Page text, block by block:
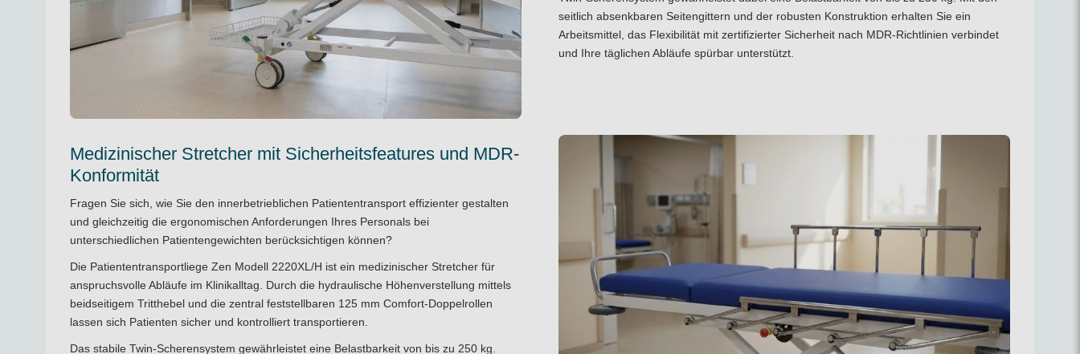
seitlich absenkbaren Seitengittern und der robusten Konstruktion erhalten Sie ein
Arbeitsmittel, das Flexibilität mit zertifizierter Sicherheit nach MDR-Richtlinien verbindet
und Ihre täglichen Abläufe spürbar unterstützt.
Medizinischer Stretcher mit Sicherheitsfeatures und MDR-
Konformität
Fragen Sie sich, wie Sie den innerbetrieblichen Patiententransport effizienter gestalten
und gleichzeitig die ergonomischen Anforderungen Ihres Personals bei
unterschiedlichen Patientengewichten berücksichtigen können?
Die Patiententransportliege Zen Modell 2220XL/H ist ein medizinischer Stretcher für
anspruchsvolle Abläufe im Klinikalltag. Durch die hydraulische Höhenverstellung mittels
beidseitigem Tritthebel und die zentral feststellbaren 125 mm Comfort-Doppelrollen
lassen sich Patienten sicher und kontrolliert transportieren.
Das stabile Twin-Scherensystem gewährleistet eine Belastbarkeit von bis zu 250 kg.